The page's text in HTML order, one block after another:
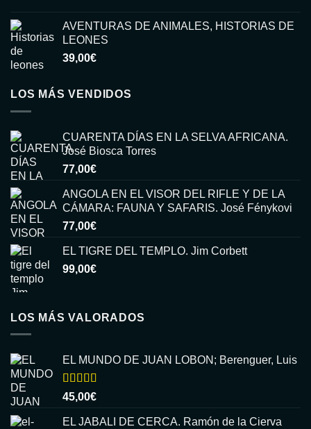
AVENTURAS DE ANIMALES, HISTORIAS DE
LEONES
39,00€
LOS MÁS VENDIDOS
CUARENTA DÍAS EN LA SELVA AFRICANA.
José Biosca Torres
77,00€
ANGOLA EN EL VISOR DEL RIFLE Y DE LA
CÁMARA: FAUNA Y SAFARIS. José Fénykovi
77,00€
EL TIGRE DEL TEMPLO. Jim Corbett
99,00€
LOS MÁS VALORADOS
EL MUNDO DE JUAN LOBON; Berenguer, Luis
Valorado
con
5
45,00€
EL JABALI DE CERCA. Ramón de la Cierva